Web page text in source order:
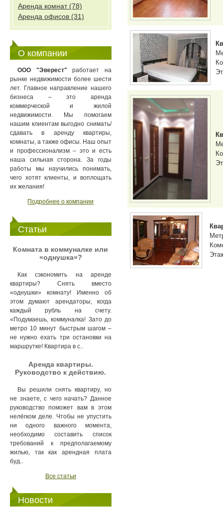
Аренда комнат (78)
Аренда офисов (31)
О компании
ООО "Эверест" работает на
рынке недвижимости более шести
лет. Главное направление нашего
бизнеса – это аренда
коммерческой и жилой
недвижимости. Мы помогаем
нашим клиентам выгодно снимать/
сдавать в аренду квартиры,
комнаты, а также офисы. Наш опыт
и профессионализм – это и есть
наша сильная сторона. За годы
работы мы научились понимать,
чего хотят клиенты, и воплощать
их желания!
Подробнее о компании
Статьи
Комната в коммуналке или
«однушка»?
Как сэкономить на аренде
квартиры? Снять вместо
«однушки» комнату! Именно об
этом думают арендаторы, когда
каждый рубль на счету.
«Подумаешь, коммуналка! Зато до
метро 10 минут быстрым шагом –
не нужно ехать три остановки на
маршрутке! Квартира в с..
Аренда квартиры.
Руководство к действию.
Вы решили снять квартиру, но
не знаете, с чего начать? Данное
руководство поможет вам в этом
нелёгком деле. Чтобы не упустить
ни одного важного момента,
необходимо составить список
требований к предполагаемому
жилью, так как арендная плата
буд..
Все статьи
Новости